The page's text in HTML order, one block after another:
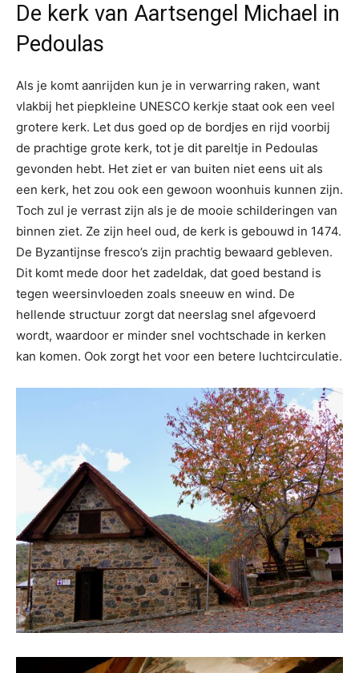
De kerk van Aartsengel Michael in
Pedoulas
Als je komt aanrijden kun je in verwarring raken, want
vlakbij het piepkleine UNESCO kerkje staat ook een veel
grotere kerk. Let dus goed op de bordjes en rijd voorbij
de prachtige grote kerk, tot je dit pareltje in Pedoulas
gevonden hebt. Het ziet er van buiten niet eens uit als
een kerk, het zou ook een gewoon woonhuis kunnen zijn.
Toch zul je verrast zijn als je de mooie schilderingen van
binnen ziet. Ze zijn heel oud, de kerk is gebouwd in 1474.
De Byzantijnse fresco’s zijn prachtig bewaard gebleven.
Dit komt mede door het zadeldak, dat goed bestand is
tegen weersinvloeden zoals sneeuw en wind. De
hellende structuur zorgt dat neerslag snel afgevoerd
wordt, waardoor er minder snel vochtschade in kerken
kan komen. Ook zorgt het voor een betere luchtcirculatie.